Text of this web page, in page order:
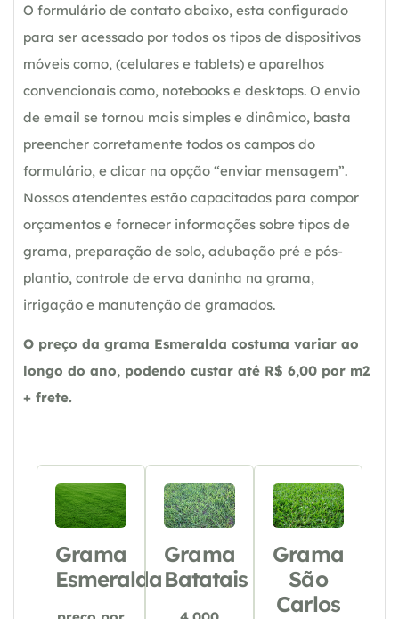
O formulário de contato abaixo, esta configurado
para ser acessado por todos os tipos de dispositivos
móveis como, (celulares e tablets) e aparelhos
convencionais como, notebooks e desktops. O envio
de email se tornou mais simples e dinâmico, basta
preencher corretamente todos os campos do
formulário, e clicar na opção “enviar mensagem”.
Nossos atendentes estão capacitados para compor
orçamentos e fornecer informações sobre tipos de
grama, preparação de solo, adubação pré e pós-
plantio, controle de erva daninha na grama,
irrigação e manutenção de gramados.
O preço da grama Esmeralda costuma variar ao
longo do ano, podendo custar até R$ 6,00 por m2
+ frete.
Grama
Esmeralda
Grama
Batatais
Grama
São
Carlos